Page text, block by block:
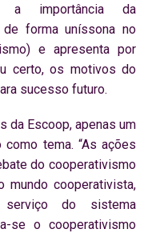
a importância da
de forma uníssona no
e apresenta por
certo, os motivos do
sucesso futuro.
da Escoop, apenas um
tema. “As ações
do cooperativismo
mundo cooperativista,
do sistema
se o cooperativismo